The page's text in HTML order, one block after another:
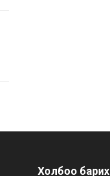
Холбоо барих